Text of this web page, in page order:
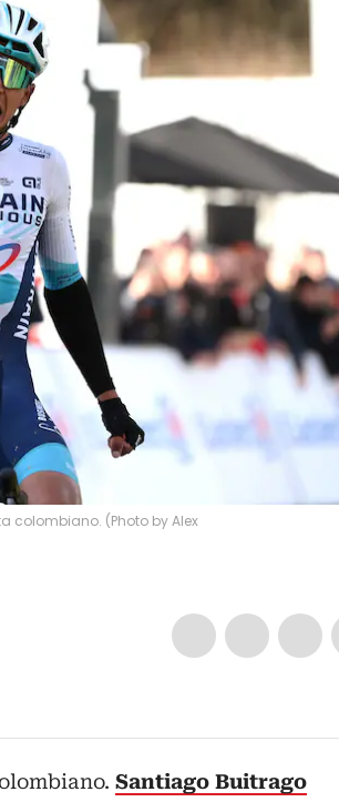
colombiano. (Photo by Alex
Santiago Buitrago